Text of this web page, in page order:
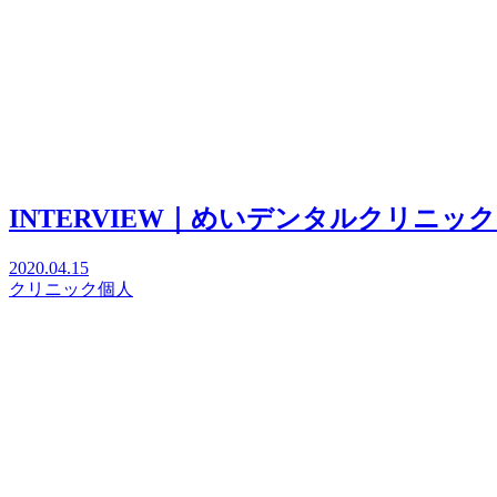
INTERVIEW｜めいデンタルクリニッ
2020.04.15
クリニック個人